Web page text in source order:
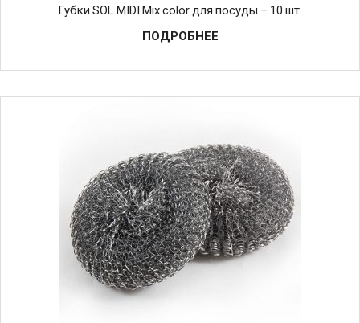
Губки SOL MIDI Mix color для посуды – 10 шт.
ПОДРОБНЕЕ